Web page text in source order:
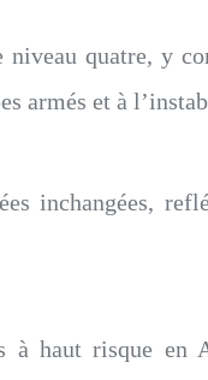
niveau quatre, y
armés et à
inchangées,
à haut risque en